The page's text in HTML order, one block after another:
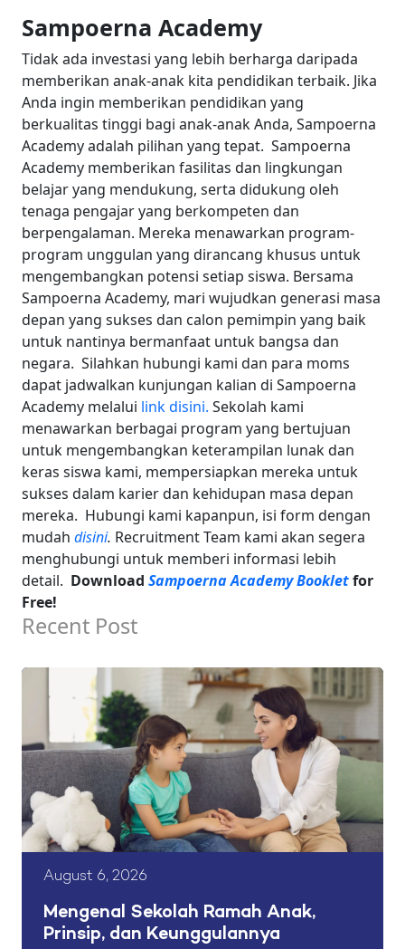
Sampoerna Academy
Tidak ada investasi yang lebih berharga daripada
memberikan anak-anak kita pendidikan terbaik. Jika
Anda ingin memberikan pendidikan yang
berkualitas tinggi bagi anak-anak Anda, Sampoerna
Academy adalah pilihan yang tepat. Sampoerna
Academy memberikan fasilitas dan lingkungan
belajar yang mendukung, serta didukung oleh
tenaga pengajar yang berkompeten dan
berpengalaman. Mereka menawarkan program-
program unggulan yang dirancang khusus untuk
mengembangkan potensi setiap siswa. Bersama
Sampoerna Academy, mari wujudkan generasi masa
depan yang sukses dan calon pemimpin yang baik
untuk nantinya bermanfaat untuk bangsa dan
negara. Silahkan hubungi kami dan para moms
dapat jadwalkan kunjungan kalian di Sampoerna
Academy melalui link disini. Sekolah kami
menawarkan berbagai program yang bertujuan
untuk mengembangkan keterampilan lunak dan
keras siswa kami, mempersiapkan mereka untuk
sukses dalam karier dan kehidupan masa depan
mereka. Hubungi kami kapanpun, isi form dengan
mudah disini. Recruitment Team kami akan segera
menghubungi untuk memberi informasi lebih
detail. Download Sampoerna Academy Bookletfor
Free!
Recent Post
August 6, 2026
Mengenal Sekolah Ramah Anak,
Prinsip, dan Keunggulannya